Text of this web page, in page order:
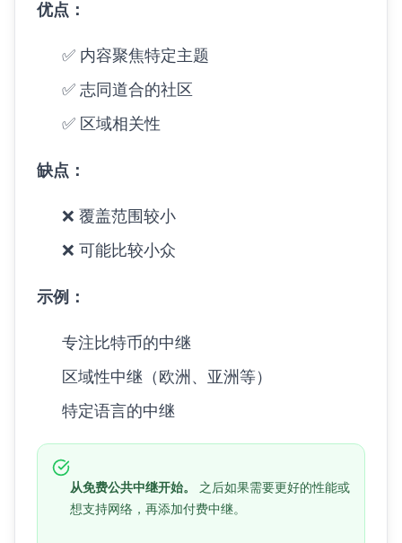
优点：
✅ 内容聚焦特定主题
✅ 志同道合的社区
✅ 区域相关性
缺点：
❌ 覆盖范围较小
❌ 可能比较小众
示例：
专注比特币的中继
区域性中继（欧洲、亚洲等）
特定语言的中继
从免费公共中继开始。
之后如果需要更好的性能或
想支持网络，再添加付费中继。